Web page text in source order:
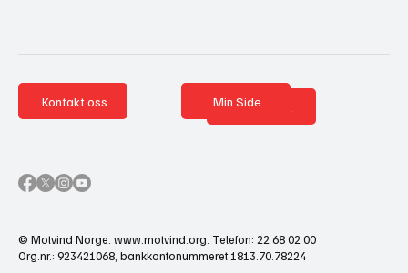
Kontakt oss Nettbutikk
Min Side
© Motvind Norge. www.motvind.org . Telefon: 22 68 02 00
Org.nr.: 923421068, bankkontonummeret 1813.70.78224